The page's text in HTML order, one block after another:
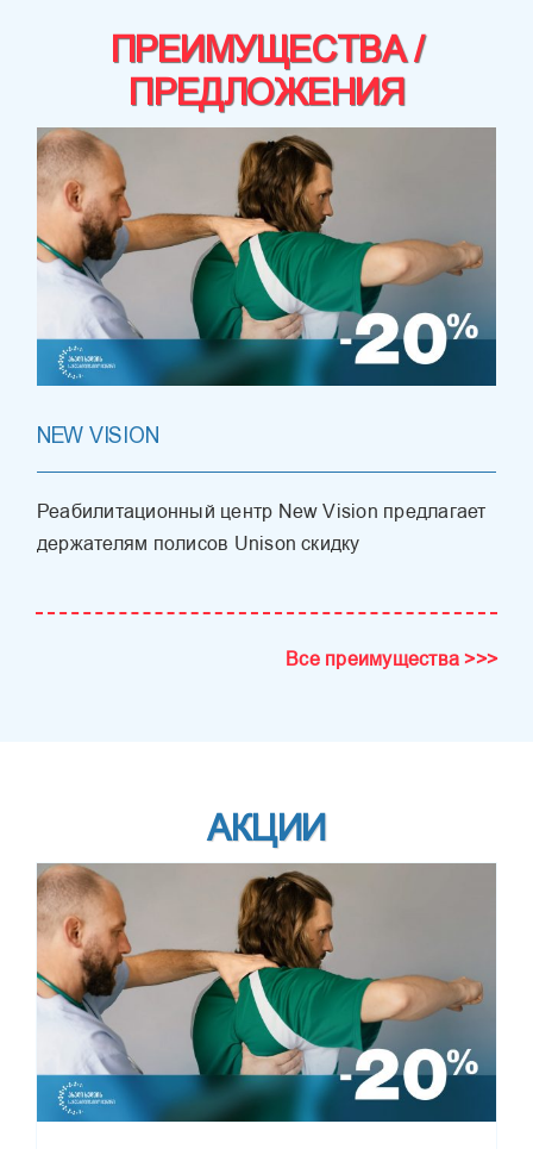
ПРЕИМУЩЕСТВА /
ПРЕДЛОЖЕНИЯ
NEW VISION
Реабилитационный центр New Vision предлагает
держателям полисов Unison скидку
Все преимущества >>>
АКЦИИ